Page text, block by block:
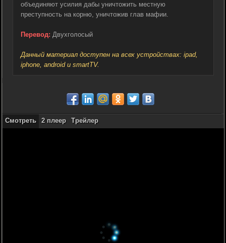
объединяют усилия дабы уничтожить местную
преступность на корню, уничтожив глав мафии.
Перевод: Двухголосый
Данный материал доступен на всех устройствах: ipad,
iphone, android и smartTV.
Смотреть 2 плеер Трейлер